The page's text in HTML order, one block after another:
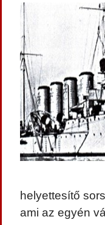
helyettesítő
ami az egyén